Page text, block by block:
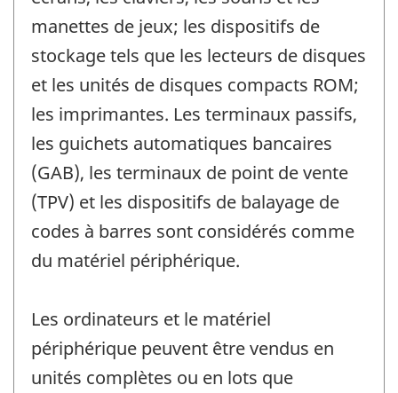
manettes de jeux; les dispositifs de
stockage tels que les lecteurs de disques
et les unités de disques compacts ROM;
les imprimantes. Les terminaux passifs,
les guichets automatiques bancaires
(GAB), les terminaux de point de vente
(TPV) et les dispositifs de balayage de
codes à barres sont considérés comme
du matériel périphérique.
Les ordinateurs et le matériel
périphérique peuvent être vendus en
unités complètes ou en lots que